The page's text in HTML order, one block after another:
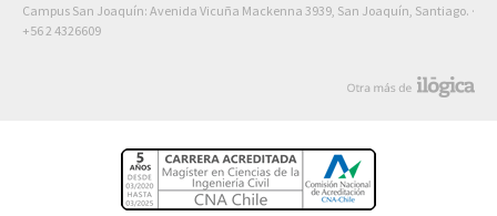
Campus San Joaquín: Avenida Vicuña Mackenna 3939, San Joaquín, Santiago. ·
+56 2 4326609